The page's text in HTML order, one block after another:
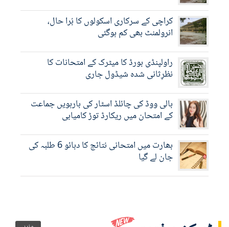
کراچی کے سرکاری اسکولوں کا بُرا حال،
انرولمنٹ بھی کم ہوگئی
راولپنڈی بورڈ کا میٹرک کے امتحانات کا
نظرِثانی شدہ شیڈول جاری
بالی ووڈ کی چائلڈ اسٹار کی بارہویں جماعت
کے امتحان میں ریکارڈ توڑ کامیابی
بھارت میں امتحانی نتائج کا دبائو 6 طلبہ کی
جان لے گیا